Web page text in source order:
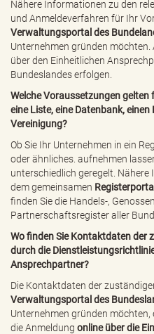
Nähere Informationen zu den
und Anmeldeverfahren für Ihr
Verwaltungsportal des
Unternehmen gründen
über den Einheitlichen
Bundeslandes erfolgen.
Welche Voraussetzungen gelten
eine Liste, eine Datenbank,
Vereinigung?
Ob Sie Ihr Unternehmen in ein
oder ähnliches. aufnehmen
unterschiedlich geregelt.
demgemeinsamen
finden Sie die Handels-,
Partnerschaftsregister aller
Wo finden Sie Kontaktdaten der
durch die
Ansprechpartner?
Die Kontaktdaten der
Verwaltungsportal des
Unternehmen gründen
die Anmeldung online über die